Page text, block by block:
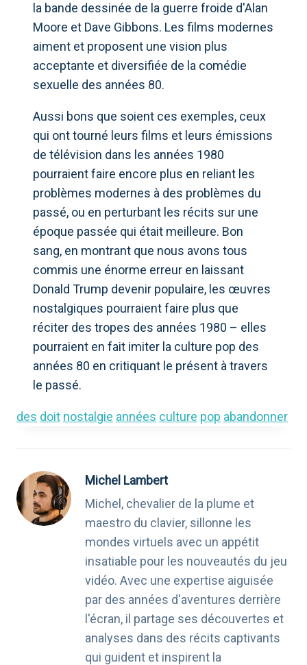
la bande dessinée de la guerre froide d'Alan
Moore et Dave Gibbons. Les films modernes
aiment et proposent une vision plus
acceptante et diversifiée de la comédie
sexuelle des années 80.
Aussi bons que soient ces exemples, ceux
qui ont tourné leurs films et leurs émissions
de télévision dans les années 1980
pourraient faire encore plus en reliant les
problèmes modernes à des problèmes du
passé, ou en perturbant les récits sur une
époque passée qui était meilleure. Bon
sang, en montrant que nous avons tous
commis une énorme erreur en laissant
Donald Trump devenir populaire, les œuvres
nostalgiques pourraient faire plus que
réciter des tropes des années 1980 – elles
pourraient en fait imiter la culture pop des
années 80 en critiquant le présent à travers
le passé.
des doit nostalgie années culture pop abandonner
Michel Lambert
Michel, chevalier de la plume et
maestro du clavier, sillonne les
mondes virtuels avec un appétit
insatiable pour les nouveautés du jeu
vidéo. Avec une expertise aiguisée
par des années d'aventures derrière
l'écran, il partage ses découvertes et
analyses dans des récits captivants
qui guident et inspirent la